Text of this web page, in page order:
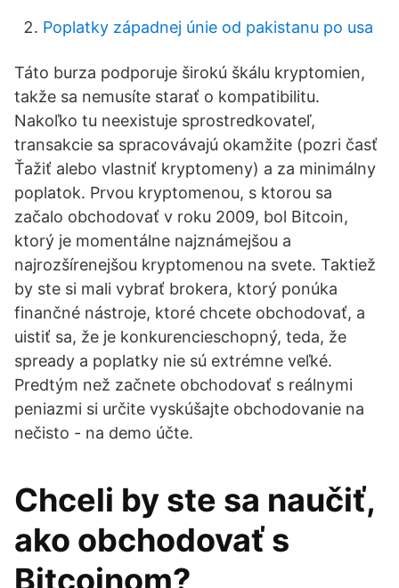
Poplatky západnej únie od pakistanu po usa
Táto burza podporuje širokú škálu kryptomien,
takže sa nemusíte starať o kompatibilitu.
Nakoľko tu neexistuje sprostredkovateľ,
transakcie sa spracovávajú okamžite (pozri časť
Ťažiť alebo vlastniť kryptomeny) a za minimálny
poplatok. Prvou kryptomenou, s ktorou sa
začalo obchodovať v roku 2009, bol Bitcoin,
ktorý je momentálne najznámejšou a
najrozšírenejšou kryptomenou na svete. Taktiež
by ste si mali vybrať brokera, ktorý ponúka
finančné nástroje, ktoré chcete obchodovať, a
uistiť sa, že je konkurencieschopný, teda, že
spready a poplatky nie sú extrémne veľké.
Predtým než začnete obchodovať s reálnymi
peniazmi si určite vyskúšajte obchodovanie na
nečisto - na demo účte.
Chceli by ste sa naučiť,
ako obchodovať s
Bitcoinom?